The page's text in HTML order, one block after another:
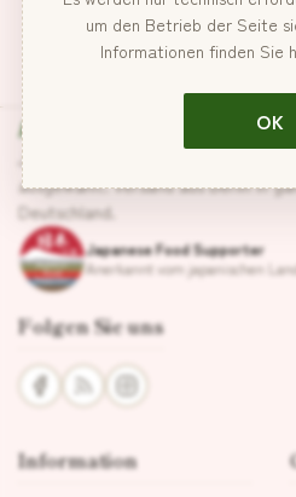
Japanische Lebensmittel, sorgfältig
ausgewählt. Versand aus Berlin in
Deutschland.
Japanese Food Supporter
Anerkannt vom japanischen
Folgen Sie uns
Information
um den Betrieb der Seite
Informationen finden Sie
OK